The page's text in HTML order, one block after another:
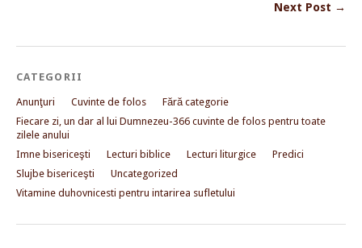
Next Post →
CATEGORII
Anunţuri Cuvinte de folos
Fără categorie
Fiecare zi, un dar al lui Dumnezeu-366 cuvinte de folos pentru toate
zilele anului
Imne bisericeşti
Lecturi biblice Lecturi liturgice
Predici
Slujbe bisericeşti
Uncategorized
Vitamine duhovnicesti pentru intarirea sufletului